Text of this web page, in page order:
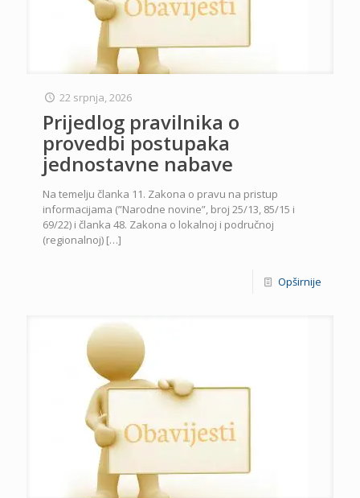
22 srpnja, 2026
Prijedlog pravilnika o
provedbi postupaka
jednostavne nabave
Na temelju članka 11. Zakona o pravu na pristup
informacijama (”Narodne novine”, broj 25/13, 85/15 i
69/22) i članka 48. Zakona o lokalnoj i područnoj
(regionalnoj) […]
Opširnije